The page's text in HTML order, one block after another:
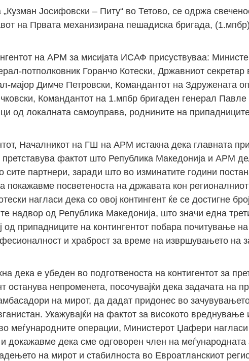
Јосифовски – Питу“ во Тетово, се одржа
на Првата механизирана пешадиска бригада, (1.мпбр)
на АРМ за мисијата ИСАФ присуствуваа:
потполковник Горанчо Котески, Државниот
Димче Петровски, Командантот на Здружената
Командантот на 1.мпбр бригаден генерал Павле
локалната самоуправа, роднините на припадниците
Началникот на ГШ на АРМ истакна дека главната
фактот што Република Македонија и АРМ
партнери, заради што во изминатите години
покажавме посветеноста на државата кон
нагласи дека со овој контингент ќе се достигне
надвор од Република Македонија, што значи една
од припадниците на контингентот побара почитување
и храброст за време на извршувањето на
е убеден во подготвеноста на контигентот за
останува непроменета, посочувајќи дека задачата на
на мирот, да дадат придонес во
Укажувајќи на фактот за високото
меѓународните операции, Министерот Џафери
докажавме дека сме одговорен член на меѓународната
на мирот и стабилноста во Евроатланскиот
Јан
14
Мај
46
27
Јан
7
Мај
16
40
Јан
9
Мај
28
24
Јан
4
Мај
24
19
Јан
11
Мај
17
18
Јан
12
Мај
12
19
Јан
16
Мај
34
38
Јан
9
Мај
22
42
Јан
13
Мај
37
24
Јан
6
Мај
15
21
Јан
16
Мај
29
30
Јан
11
Мај
41
31
Јан
0
Мај
3
15